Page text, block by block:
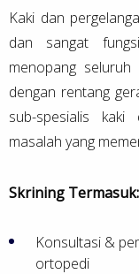
Kaki dan
dan sangat
menopang
dengan rentang
sub-spesialis
masalah yang
Skrining Termasuk:
Konsultasi &
ortopedi